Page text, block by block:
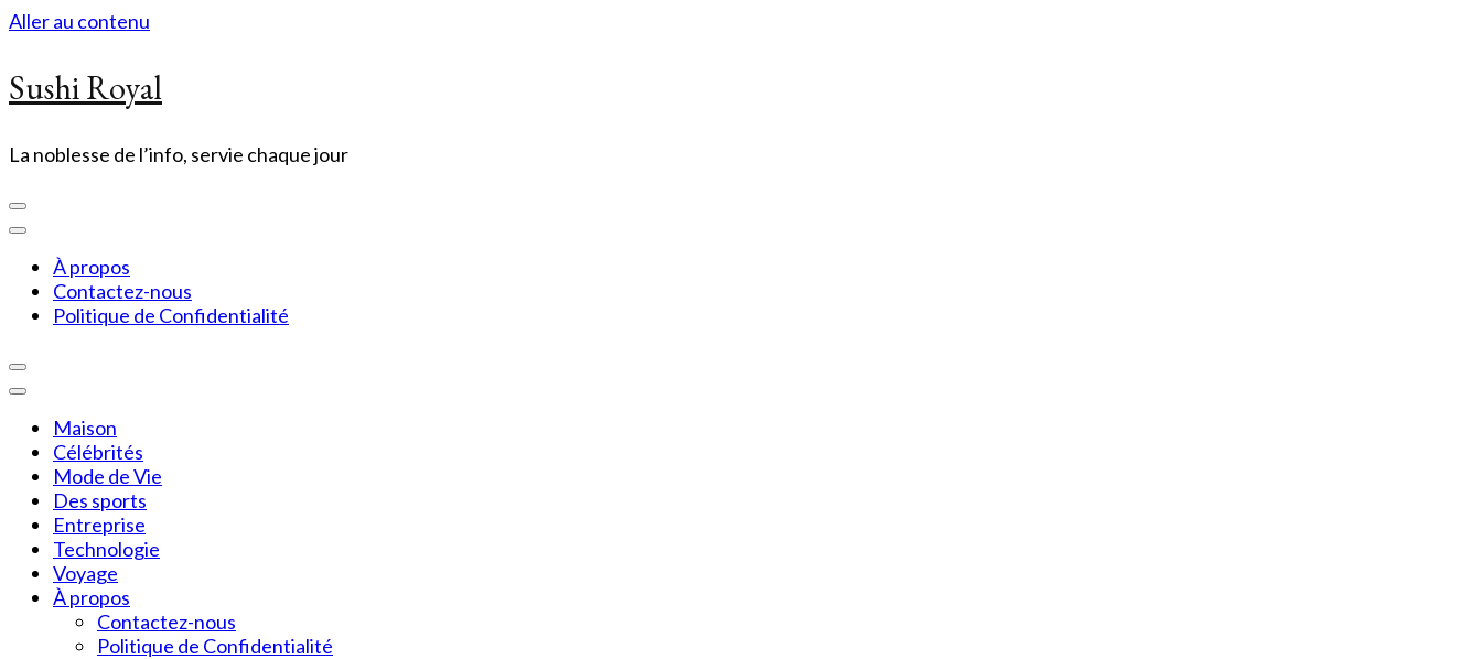
Aller au contenu
Sushi Royal
La noblesse de l’info, servie chaque jour
À propos
Contactez-nous
Politique de Confidentialité
Maison
Célébrités
Mode de Vie
Des sports
Entreprise
Technologie
Voyage
À propos
Contactez-nous
Politique de Confidentialité